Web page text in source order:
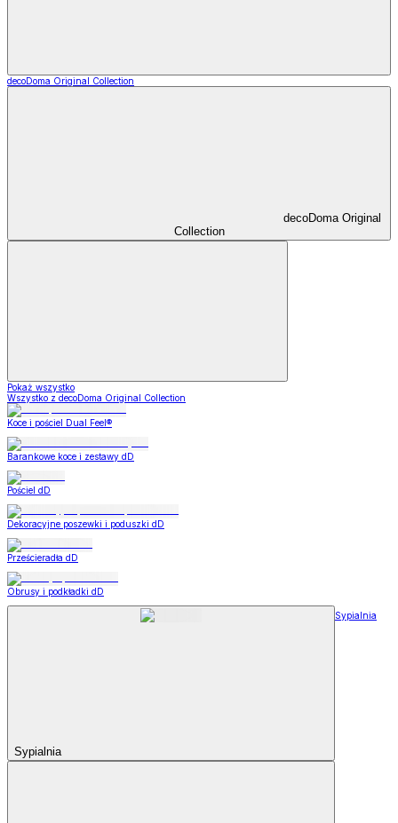
decoDoma Original Collection
decoDoma Original
Collection
Pokaż wszystko
Wszystko z decoDoma Original Collection
Koce i pościel Dual Feel®
Barankowe koce i zestawy dD
Pościel dD
Dekoracyjne poszewki i poduszki dD
Prześcieradła dD
Obrusy i podkładki dD
Sypialnia
Sypialnia